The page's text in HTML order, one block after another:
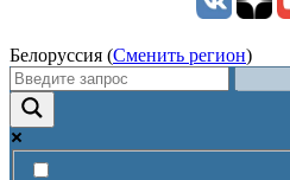
Белоруссия (Сменить регион)